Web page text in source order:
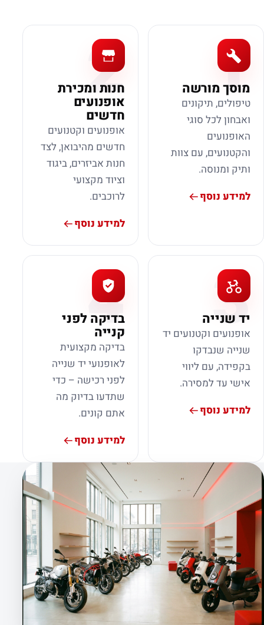
1
מוסך מורשה
טיפולים, תיקונים
ואבחון לכל סוגי
האופנועים
והקטנועים, עם צוות
ותיק ומנוסה.
למידע נוסף
2
חנות ומכירת
אופנועים
חדשים
אופנועים וקטנועים
חדשים מהיבואן, לצד
חנות אביזרים, ביגוד
וציוד מקצועי
לרוכבים.
למידע נוסף
3
יד שנייה
אופנועים וקטנועים יד
שנייה שנבדקו
בקפידה, עם ליווי
אישי עד למסירה.
למידע נוסף
4
בדיקה לפני
קנייה
בדיקה מקצועית
לאופנועי יד שנייה
לפני רכישה – כדי
שתדעו בדיוק מה
אתם קונים.
למידע נוסף